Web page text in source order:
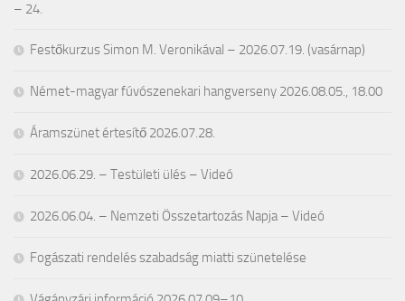
– 24.
Festőkurzus Simon M. Veronikával – 2026.07.19. (vasárnap)
Német-magyar fúvószenekari hangverseny 2026.08.05., 18.00
Áramszünet értesítő 2026.07.28.
2026.06.29. – Testületi ülés – Videó
2026.06.04. – Nemzeti Összetartozás Napja – Videó
Fogászati rendelés szabadság miatti szünetelése